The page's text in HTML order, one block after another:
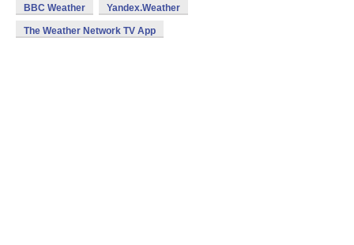
BBC Weather Yandex.Weather
The Weather Network TV App